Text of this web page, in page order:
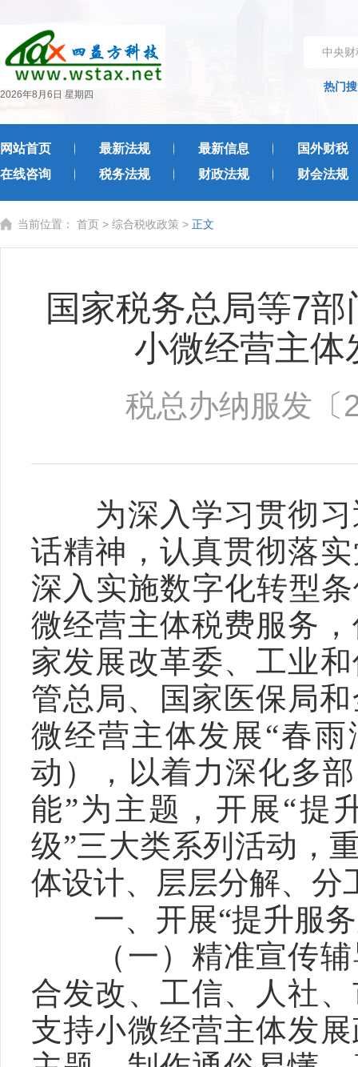
2026年8月6日 星期四
中央
热门
网站首页 最新法规 最新信息
国外财税
在线咨询
税务法规 财政法规 财会法规
当前位置： 首页 > 综合税收政策 > 正文
国家税务总局等7
小微经营主体
税总办纳服发〔
为深入学习贯彻习
话精神，认真贯彻落
深入实施数字化转型
微经营主体税费服务
家发展改革委、工业
管总局、国家医保局
微经营主体发展“春
动），以着力深化多
能”为主题，开展“提
级”三大类系列活动，
体设计、层层分解、分
一、开展“提升服务
（一）精准宣传辅
合发改、工信、人社
支持小微经营主体发